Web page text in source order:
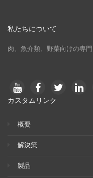
私たちについて
肉、魚介類、野菜向けの専
カスタムリンク
概要
解決策
製品